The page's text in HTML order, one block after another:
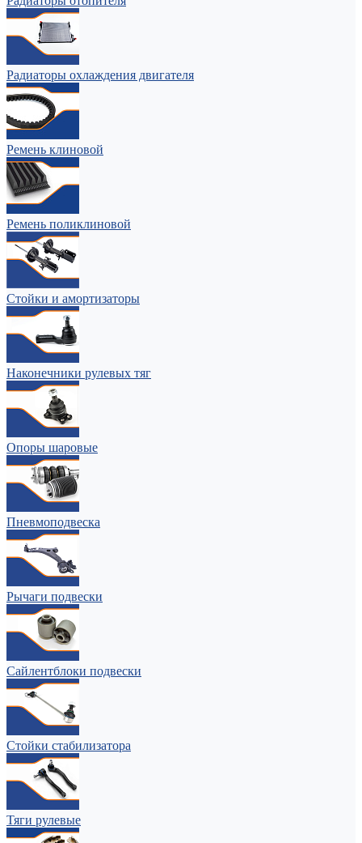
Радиаторы охлаждения двигателя
Ремень клиновой
Ремень поликлиновой
Стойки и амортизаторы
Наконечники рулевых тяг
Опоры шаровые
Пневмоподвеска
Рычаги подвески
Сайлентблоки подвески
Стойки стабилизатора
Тяги рулевые